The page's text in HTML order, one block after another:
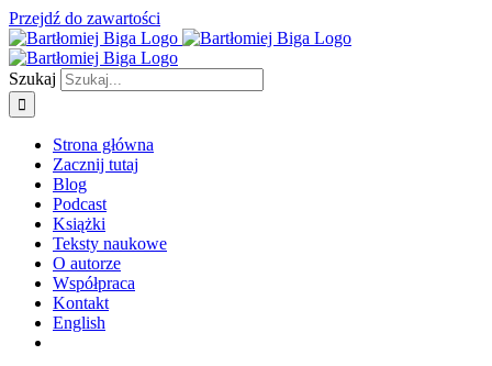
Przejdź do zawartości
Szukaj
Strona główna
Zacznij tutaj
Blog
Podcast
Książki
Teksty naukowe
O autorze
Współpraca
Kontakt
English